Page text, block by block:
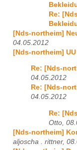
Re:
[Nds-northeim]
04.05.2012
[Nds-northeim]
Re: [Nds-
04.05.2012
Re: [Nds-
04.05.2012
Re:
Otto,
[Nds-northeim]
aljoscha . rittner,